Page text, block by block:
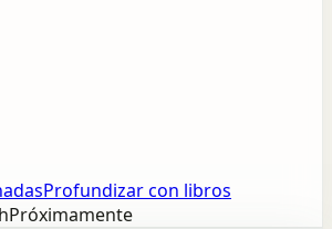
Profundizar con libros
Próximamente